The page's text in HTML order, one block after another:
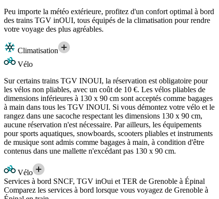
Peu importe la météo extérieure, profitez d'un confort optimal à bord
des trains TGV inOUI, tous équipés de la climatisation pour rendre
votre voyage des plus agréables.
Climatisation
Vélo
Sur certains trains TGV INOUI, la réservation est obligatoire pour
les vélos non pliables, avec un coût de 10 €. Les vélos pliables de
dimensions inférieures à 130 x 90 cm sont acceptés comme bagages
à main dans tous les TGV INOUI. Si vous démontez votre vélo et le
rangez dans une sacoche respectant les dimensions 130 x 90 cm,
aucune réservation n'est nécessaire. Par ailleurs, les équipements
pour sports aquatiques, snowboards, scooters pliables et instruments
de musique sont admis comme bagages à main, à condition d'être
contenus dans une mallette n'excédant pas 130 x 90 cm.
Vélo
Services à bord SNCF, TGV inOui et TER de Grenoble à Épinal
Comparez les services à bord lorsque vous voyagez de Grenoble à